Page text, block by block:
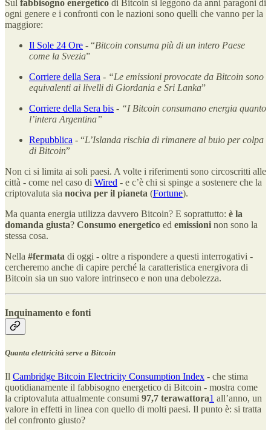
Sul fabbisogno energetico di Bitcoin si leggono da anni paragoni di
ogni genere e i confronti con le nazioni sono quelli che vanno per la
maggiore:
Il Sole 24 Ore - “Bitcoin consuma più di un intero Paese
come la Svezia”
Corriere della Sera - “Le emissioni provocate da Bitcoin sono
equivalenti ai livelli di Giordania e Sri Lanka”
Corriere della Sera bis - “I Bitcoin consumano energia quanto
l’intera Argentina”
Repubblica - “L’Islanda rischia di rimanere al buio per colpa
di Bitcoin”
Non ci si limita ai soli paesi. A volte i riferimenti sono circoscritti alle
città - come nel caso di Wired - e c’è chi si spinge a sostenere che la
criptovaluta sia nociva per il pianeta (Fortune).
Ma quanta energia utilizza davvero Bitcoin? E soprattutto: è la
domanda giusta? Consumo energetico ed emissioni non sono la
stessa cosa.
Nella #fermata di oggi - oltre a rispondere a questi interrogativi -
cercheremo anche di capire perché la caratteristica energivora di
Bitcoin sia un suo valore intrinseco e non una debolezza.
Inquinamento e fonti
Quanta elettricità serve a Bitcoin
Il Cambridge Bitcoin Electricity Consumption Index - che stima
quotidianamente il fabbisogno energetico di Bitcoin - mostra come
la criptovaluta attualmente consumi 97,7 terawattora1 all’anno, un
valore in effetti in linea con quello di molti paesi. Il punto è: si tratta
del confronto giusto?